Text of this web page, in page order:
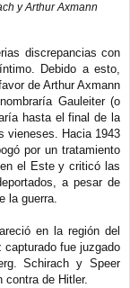
y Arthur Axmann
discrepancias con
Debido a esto,
de Arthur Axmann
Gauleiter (o
hasta el final de la
vieneses. Hacia 1943
por un tratamiento
el Este y criticó las
a pesar de
la guerra.
en la región del
fue juzgado
Schirach y Speer
contra de Hitler.